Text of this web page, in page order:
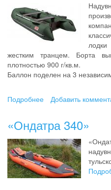
жестким транцем. Борта
плотностью 900 г/кв.м.
Баллон поделен на 3
Подробнее Добавить
«Ондатра 340»